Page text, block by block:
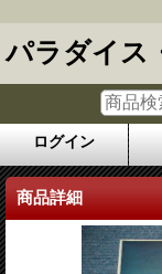
パラダイス
ログイン
商品詳細